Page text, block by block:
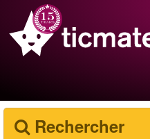
Rechercher